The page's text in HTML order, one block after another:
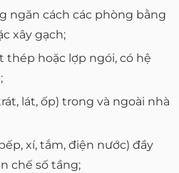
ngăn cách các phòng bằng
xây gạch;
thép hoặc lợp ngói, có hệ
lát, ốp) trong và ngoài nhà
xí, tắm, điện nước) đầy
chế số tầng;